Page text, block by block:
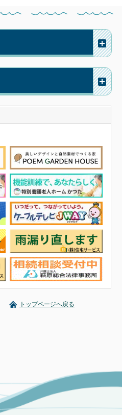
トップページへ戻る